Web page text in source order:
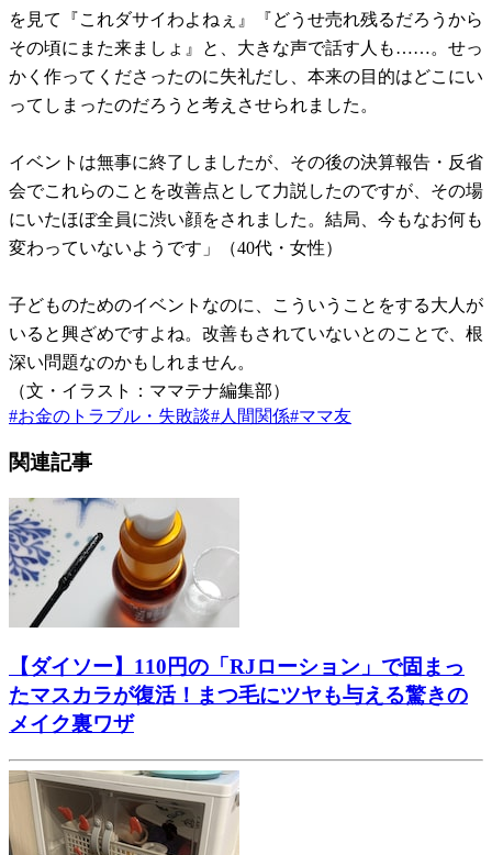
を見て『これダサイわよねぇ』『どうせ売れ残るだろうから
その頃にまた来ましょ』と、大きな声で話す人も……。せっ
かく作ってくださったのに失礼だし、本来の目的はどこにい
ってしまったのだろうと考えさせられました。
イベントは無事に終了しましたが、その後の決算報告・反省
会でこれらのことを改善点として力説したのですが、その場
にいたほぼ全員に渋い顔をされました。結局、今もなお何も
変わっていないようです」（40代・女性）
子どものためのイベントなのに、こういうことをする大人が
いると興ざめですよね。改善もされていないとのことで、根
深い問題なのかもしれません。
（文・イラスト：ママテナ編集部）
#お金のトラブル・失敗談#人間関係#ママ友
関連記事
【ダイソー】110円の「RJローション」で固まっ
たマスカラが復活！まつ毛にツヤも与える驚きの
メイク裏ワザ